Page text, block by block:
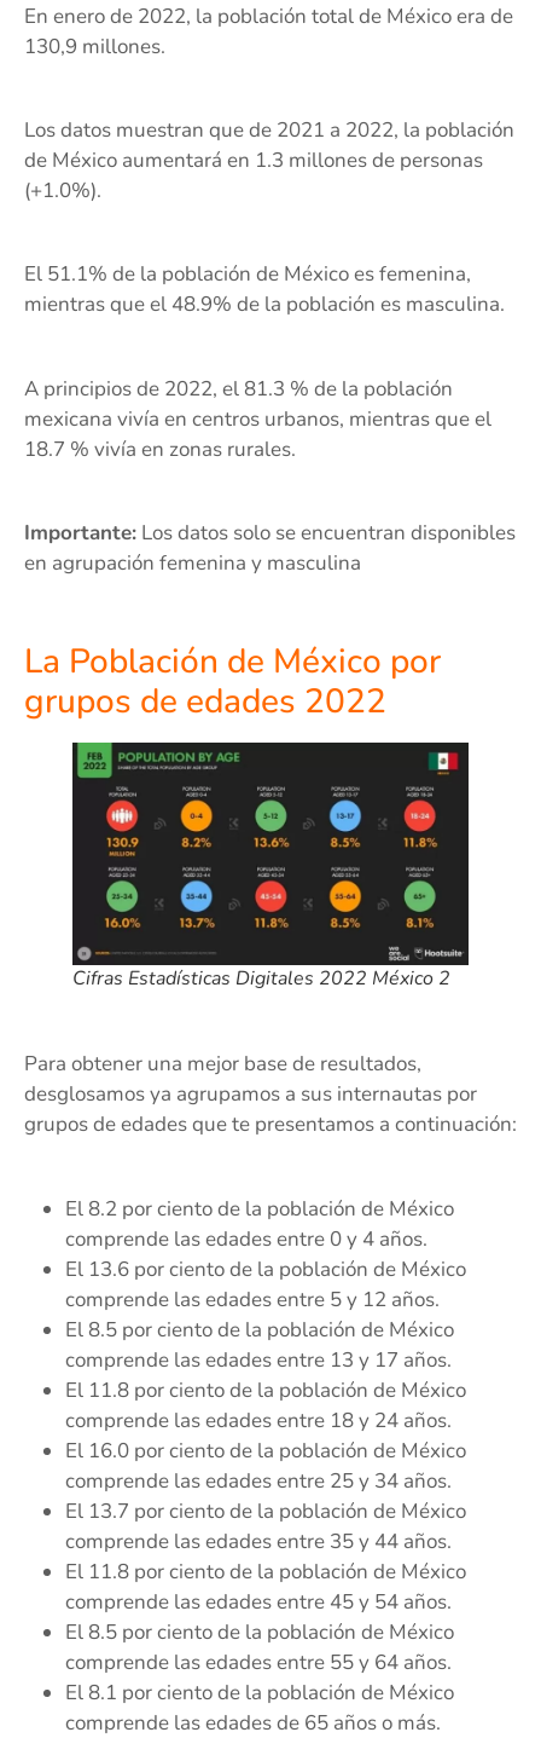
En enero de 2022, la población total de México era de
130,9 millones.
Los datos muestran que de 2021 a 2022, la población
de México aumentará en 1.3 millones de personas
(+1.0%).
El 51.1% de la población de México es femenina,
mientras que el 48.9% de la población es masculina.
A principios de 2022, el 81.3 % de la población
mexicana vivía en centros urbanos, mientras que el
18.7 % vivía en zonas rurales.
Importante: Los datos solo se encuentran disponibles
en agrupación femenina y masculina
La Población de México por
grupos de edades 2022
Cifras Estadísticas Digitales 2022 México 2
Para obtener una mejor base de resultados,
desglosamos ya agrupamos a sus internautas por
grupos de edades que te presentamos a continuación:
El 8.2 por ciento de la población de México
comprende las edades entre 0 y 4 años.
El 13.6 por ciento de la población de México
comprende las edades entre 5 y 12 años.
El 8.5 por ciento de la población de México
comprende las edades entre 13 y 17 años.
El 11.8 por ciento de la población de México
comprende las edades entre 18 y 24 años.
El 16.0 por ciento de la población de México
comprende las edades entre 25 y 34 años.
El 13.7 por ciento de la población de México
comprende las edades entre 35 y 44 años.
El 11.8 por ciento de la población de México
comprende las edades entre 45 y 54 años.
El 8.5 por ciento de la población de México
comprende las edades entre 55 y 64 años.
El 8.1 por ciento de la población de México
comprende las edades de 65 años o más.